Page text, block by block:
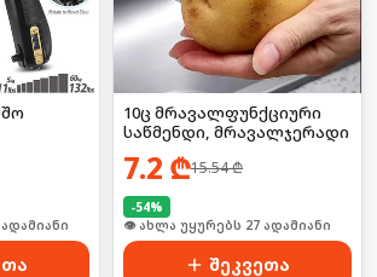
41-მა
10ც მრავალფუნქციური
საწმენდი, მრავალჯერადი
7.2 ₾15.54₾
-54%
🛒 ბოლო 24სთ-ში იყიდა 36-მა
შეკვეთა